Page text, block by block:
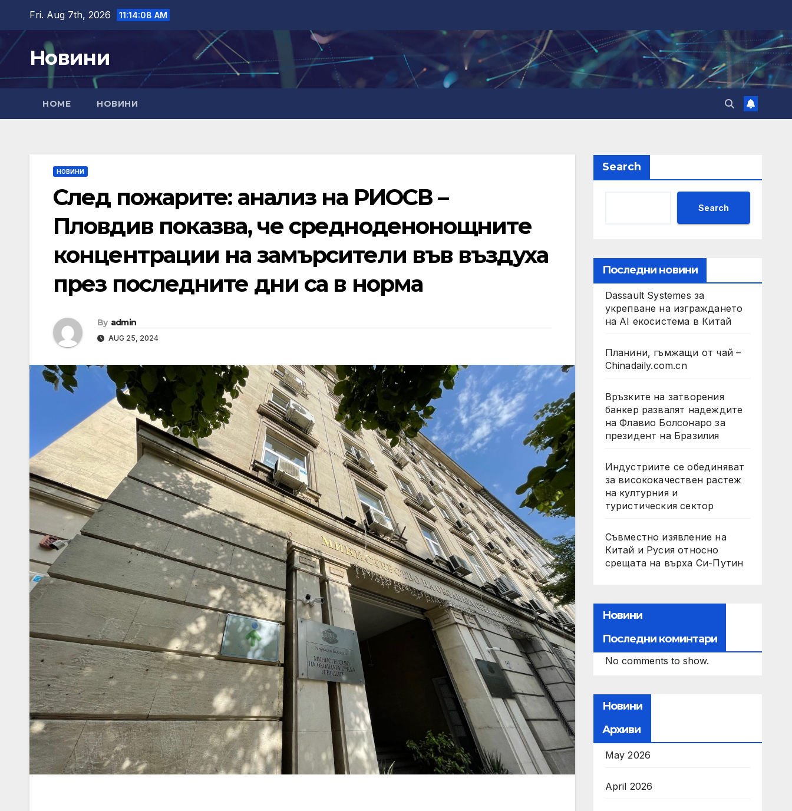
content
Fri. Aug 7th, 2026 11:14:09 AM
Новини
HOME НОВИНИ
НОВИНИ
След пожарите: анализ на РИОСВ –
Пловдив показва, че средноденонощните
концентрации на замърсители във въздуха
през последните дни са в норма
By admin
AUG 25, 2024
Search
Search
Последни новини
Dassault Systemes за
укрепване на изграждането
на AI екосистема в Китай
Планини, гъмжащи от чай –
Chinadaily.com.cn
Връзките на затворения
банкер развалят надеждите
на Флавио Болсонаро за
президент на Бразилия
Индустриите се обединяват
за висококачествен растеж
на културния и
туристическия сектор
Съвместно изявление на
Китай и Русия относно
срещата на върха Си-Путин
Новини
Последни коминтари
No comments to show.
Новини
Архиви
May 2026
April 2026